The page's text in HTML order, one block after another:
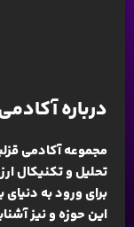
درباره
مجموعه آکادمی
تحلیل و تکنیکال
برای ورود به
این حوزه و نیز